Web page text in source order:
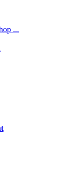
...